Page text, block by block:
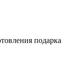
подарка